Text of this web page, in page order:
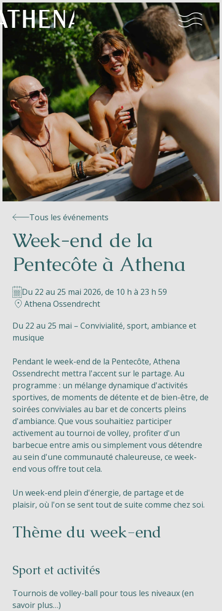
Naturisme
Communauté
Calendrier
Parcs
Le Perron
Helios
Contact
FR NL EN
Apple App Store
Android Play Store
Tous les événements
Week-end de la
Pentecôte à Athena
Du 22 au 25 mai 2026, de 10 h à 23 h 59
Athena Ossendrecht
Du 22 au 25 mai – Convivialité, sport, ambiance et
musique
Pendant le week-end de la Pentecôte, Athena
Ossendrecht mettra l'accent sur le partage. Au
programme : un mélange dynamique d'activités
sportives, de moments de détente et de bien-être, de
soirées conviviales au bar et de concerts pleins
d'ambiance. Que vous souhaitiez participer
activement au tournoi de volley, profiter d'un
barbecue entre amis ou simplement vous détendre
au sein d'une communauté chaleureuse, ce week-
end vous offre tout cela.
Un week-end plein d'énergie, de partage et de
plaisir, où l'on se sent tout de suite comme chez soi.
Thème du week-end
Sport et activités
Tournois de volley-ball pour tous les niveaux (en
savoir plus…)